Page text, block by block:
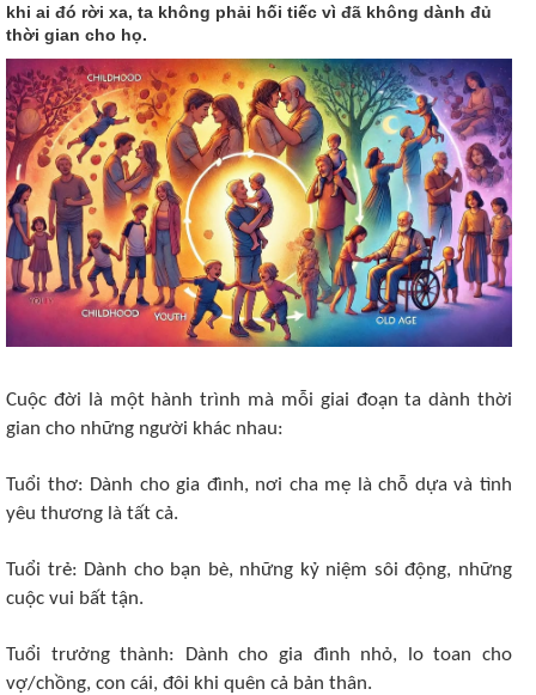
khi ai đó rời xa, ta không phải hối tiếc vì đã không dành đủ
thời gian cho họ.
Cuộc đời là một hành trình mà mỗi giai đoạn ta dành thời
gian cho những người khác nhau:
Tuổi thơ: Dành cho gia đình, nơi cha mẹ là chỗ dựa và tình
yêu thương là tất cả.
Tuổi trẻ: Dành cho bạn bè, những kỷ niệm sôi động, những
cuộc vui bất tận.
Tuổi trưởng thành: Dành cho gia đình nhỏ, lo toan cho
vợ/chồng, con cái, đôi khi quên cả bản thân.